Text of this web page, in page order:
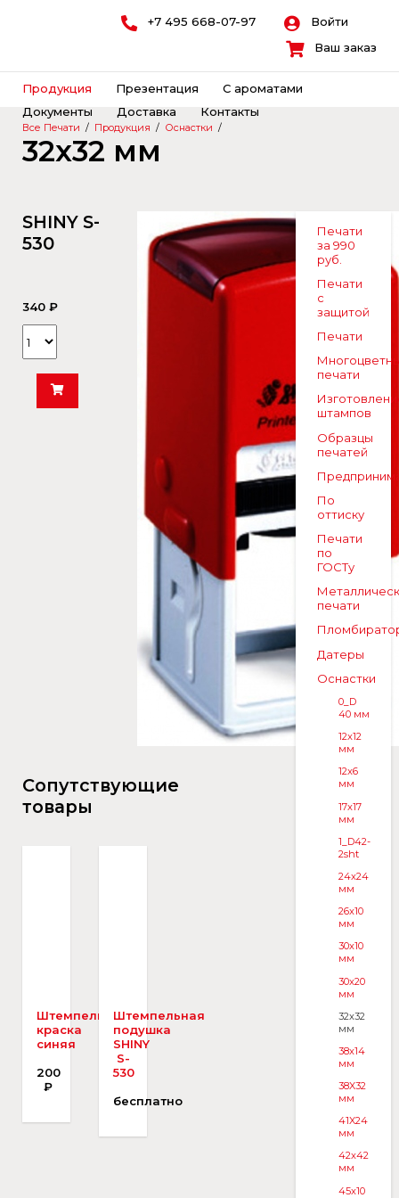
+7 495 668-07-97
Войти
Ваш заказ
Продукция Презентация
С ароматами
Документы
Доставка Контакты
Все Печати / Продукция / Оснастки /
32x32 мм
SHINY S-
530
340 ₽
Сопутствующие
товары
Штемпельная
краска
синяя
200
₽
Штемпельная
подушка
SHINY
S-
530
бесплатно
Печати
за 990
руб.
Печати
с
защитой
Печати
печати
штампов
Образцы
печатей
По
оттиску
Печати
по
ГОСТу
печати
Датеры
Оснастки
0_D
40 мм
12x12
мм
12x6
мм
17x17
мм
1_D42-
2sht
24x24
мм
26x10
мм
30x10
мм
30x20
мм
32x32
мм
38x14
мм
38X32
мм
41X24
мм
42x42
мм
45x10